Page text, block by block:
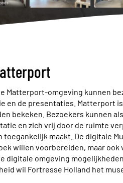
Matterport-omgeving kunnen
en de presentaties. Matterport
bekeken. Bezoekers kunnen
en zich vrij door de ruimte
maakt. De digitale
willen voorbereiden, maar ook
digitale omgeving
wil Fortresse Holland het